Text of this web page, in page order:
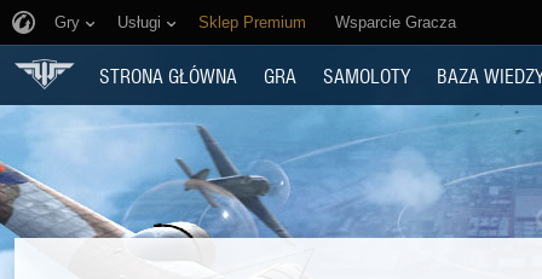
Gry Usługi Sklep Premium Wsparcie Gracza
STRONA GŁÓWNA GRA SAMOLOTY BAZA